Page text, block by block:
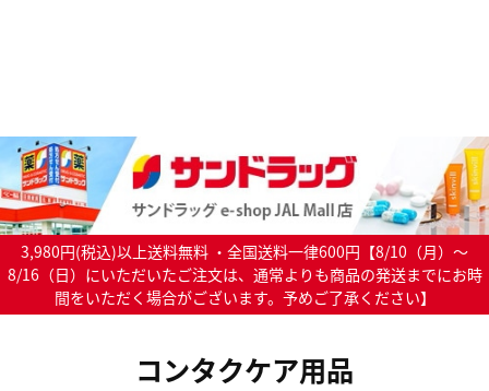
3,980円(税込)以上送料無料 ・全国送料一律600円【8/10（月）～
8/16（日）にいただいたご注文は、通常よりも商品の発送までにお時
間をいただく場合がございます。予めご了承ください】
コンタクケア用品